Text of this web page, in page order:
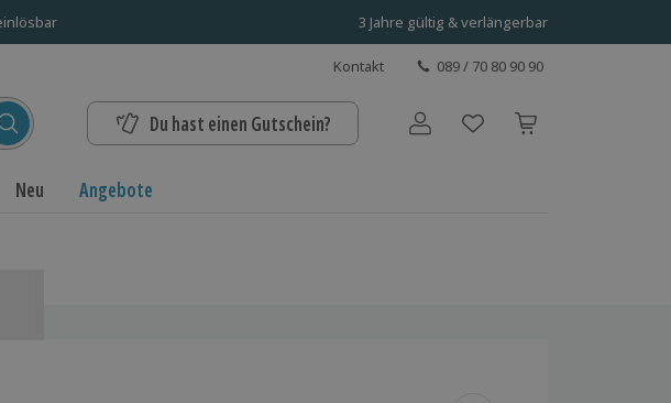
3 Jahre gültig & verlängerbar
Kontakt 089 / 70 80 90 90
Du hast einen Gutschein? Benutzerkonto
Neu Angebote